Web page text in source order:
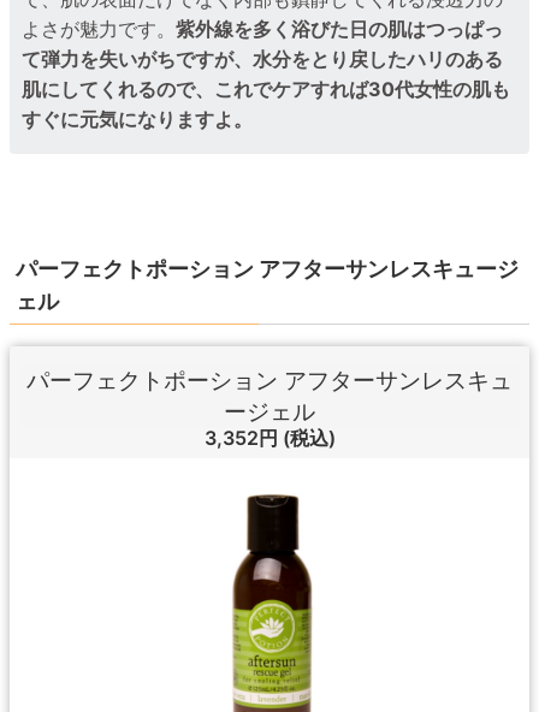
よさが魅力です。紫外線を多く浴びた日の肌はつっぱっ
て弾力を失いがちですが、水分をとり戻したハリのある
肌にしてくれるので、これでケアすれば30代女性の肌も
すぐに元気になりますよ。
パーフェクトポーション アフターサンレスキュージ
ェル
パーフェクトポーション アフターサンレスキュ
ージェル
3,352円 (税込)